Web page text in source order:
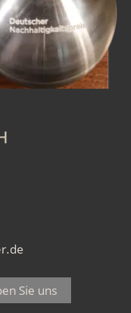
Sie uns